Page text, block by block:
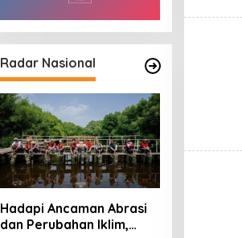
Radar Nasional
Hadapi Ancaman Abrasi
dan Perubahan Iklim,